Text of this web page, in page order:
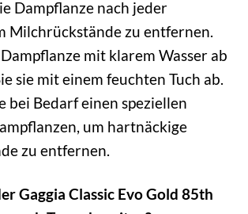
Dampflanze nach jeder
Milchrückstände zu entfernen.
mit klarem Wasser ab
sie mit einem feuchten Tuch ab.
bei Bedarf einen speziellen
um hartnäckige
zu entfernen.
Gaggia Classic Evo Gold 85th